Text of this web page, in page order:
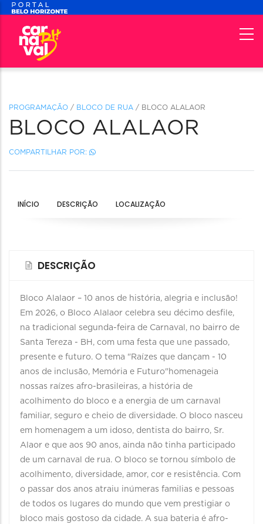
PROGRAMAÇÃO / BLOCO DE RUA / BLOCO ALALAOR
BLOCO ALALAOR
COMPARTILHAR POR:
INÍCIO DESCRIÇÃO LOCALIZAÇÃO
DESCRIÇÃO
Bloco Alalaor – 10 anos de história, alegria e inclusão!
Em 2026, o Bloco Alalaor celebra seu décimo desfile,
na tradicional segunda-feira de Carnaval, no bairro de
Santa Tereza - BH, com uma festa que une passado,
presente e futuro. O tema "Raízes que dançam - 10
anos de inclusão, Memória e Futuro"homenageia
nossas raízes afro-brasileiras, a história de
acolhimento do bloco e a energia de um carnaval
familiar, seguro e cheio de diversidade. O bloco nasceu
em homenagem a um idoso, dentista do bairro, Sr.
Alaor e que aos 90 anos, ainda não tinha participado
de um carnaval de rua. O bloco se tornou símbolo de
acolhimento, diversidade, amor, cor e resistência. Com
o passar dos anos atraiu inúmeras familias e pessoas
de todos os lugares do mundo que vem prestigiar o
bloco mais gostoso da cidade. A sua bateria é afro-